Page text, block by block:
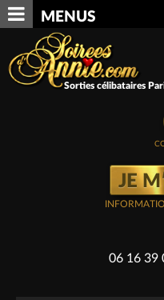
MENUS
Sorties célibataires
JE
06 16 39